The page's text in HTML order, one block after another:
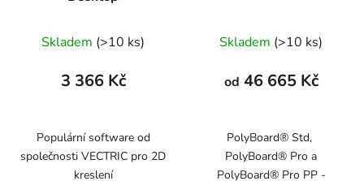
Skladem (>10 ks)
3 366 Kč
Populární software od
společnosti VECTRIC pro 2D
kreslení
Skladem (>10 ks)
od 46 665 Kč
PolyBoard® Std,
PolyBoard® Pro a
PolyBoard® Pro PP -